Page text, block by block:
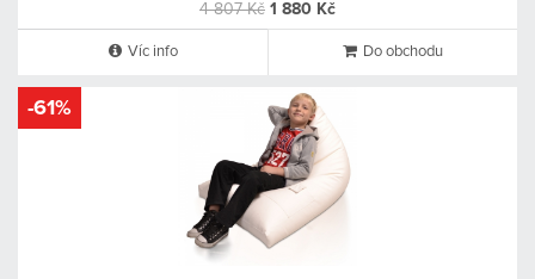
4 807 Kč 1 880 Kč
Víc info Do obchodu
-61%